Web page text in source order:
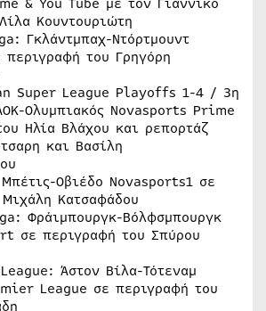
Κουντουριώτη
Γκλάντμπαχ-Ντόρτμουντ
του Γρηγόρη
Super League Playoffs 1-4 / 3η
Ολυμπιακός Novasports Prime
Ηλία Βλάχου και ρεπορτάζ
και Βασίλη
Οβιέδο Novasports1 σε
Κατσαφάδου
Φράιμπουργκ-Βόλφσμπουργκ
σε περιγραφή του Σπύρου
Άστον Βίλα-Τότεναμ
League σε περιγραφή του